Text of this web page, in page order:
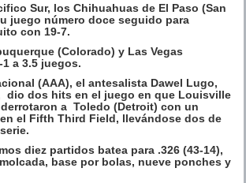
Sur, los Chihuahuas de El Paso (San
juego número doce seguido para
con 19-7.
(Colorado) y Las Vegas
a 3.5 juegos.
(AAA), el antesalista Dawel Lugo,
dio dos hits en el juego en que Louisville
a Toledo (Detroit) con un
el Fifth Third Field, llevándose dos de
diez partidos batea para .326 (43-14),
base por bolas, nueve ponches y